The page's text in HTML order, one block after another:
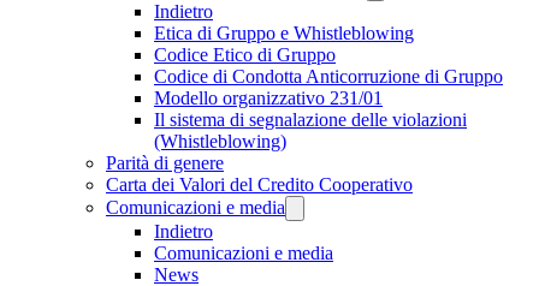
Indietro
Etica di Gruppo e Whistleblowing
Codice Etico di Gruppo
Codice di Condotta Anticorruzione di Gruppo
Modello organizzativo 231/01
Il sistema di segnalazione delle violazioni
(Whistleblowing)
Parità di genere
Carta dei Valori del Credito Cooperativo
Comunicazioni e media
Indietro
Comunicazioni e media
News